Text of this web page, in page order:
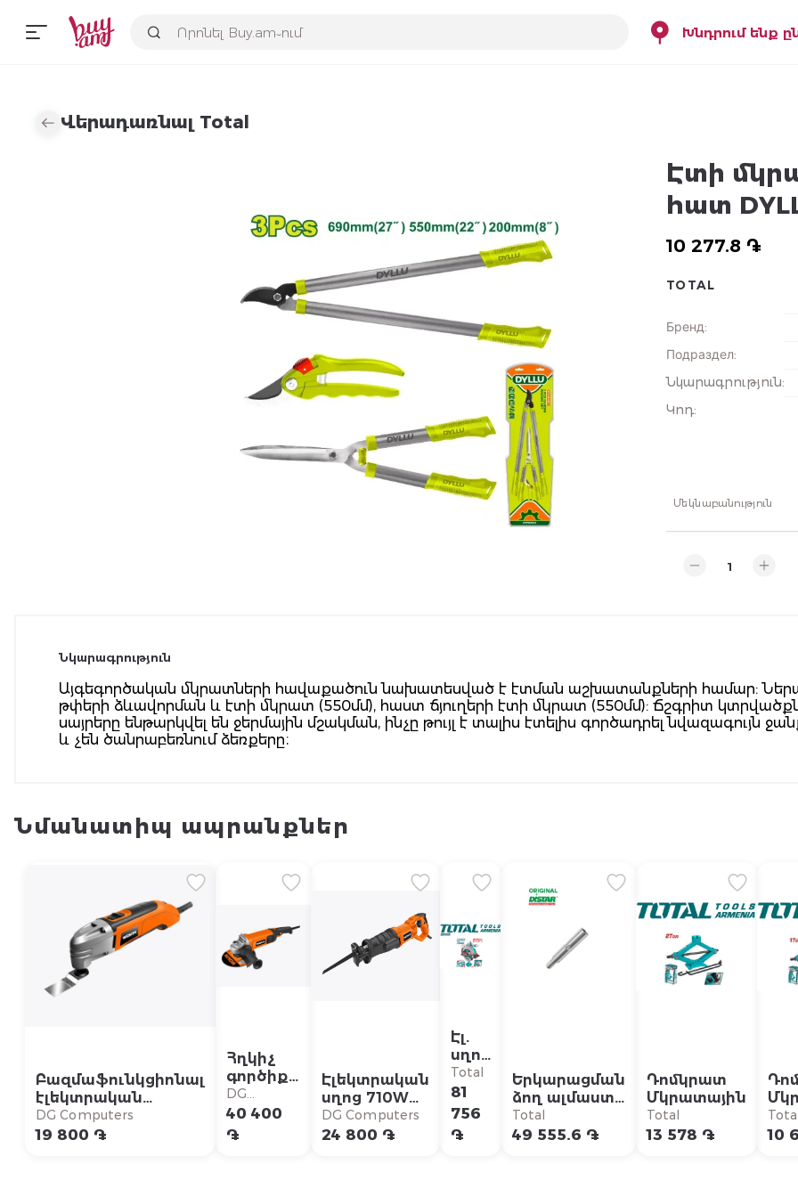
Խնդրում ենք
Վերադառնալ Total
Էտի
հատ
10 277.8 ֏
TOTAL
Бренд:
Подраздел:
Նկարագրություն:
Կոդ:
Մեկնաբանություն
Նկարագրություն
Այգեգործական մկրատների հավաքածուն նախատեսված է էտման աշխատանքների համար:
թփերի ձևավորման և էտի մկրատ (550մմ), հաստ ճյուղերի էտի մկրատ (550մմ): Ճշգրիտ
սայրերը ենթարկվել են ջերմային մշակման, ինչը թույլ է տալիս էտելիս գործադրել նվազագույն
և չեն ծանրաբեռնում ձեռքերը։
Նմանատիպ ապրանքներ
Բազմաֆունկցիոնալ
էլեկտրական
գործիք 783403
Wokin 230-240V,
DG Computers
19 800 ֏
Հղկիչ
գործիք
784818
Wokin
230VAC,
DG
Computers
40 400
֏
Էլեկտրական
սղոց 710W
789271 230-
240V,
DG Computers
24 800 ֏
Էլ.
սղոց
20 Վ
Total
81
756
֏
Երկարացման
ձող ալմաստե
թագագլխիկի
համար Distar
Total
49 555.6 ֏
Դոմկրատ
Մկրատային
Total
13 578 ֏ 10